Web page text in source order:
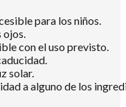
para los niños.
ojos.
con el uso previsto.
solar.
a alguno de los